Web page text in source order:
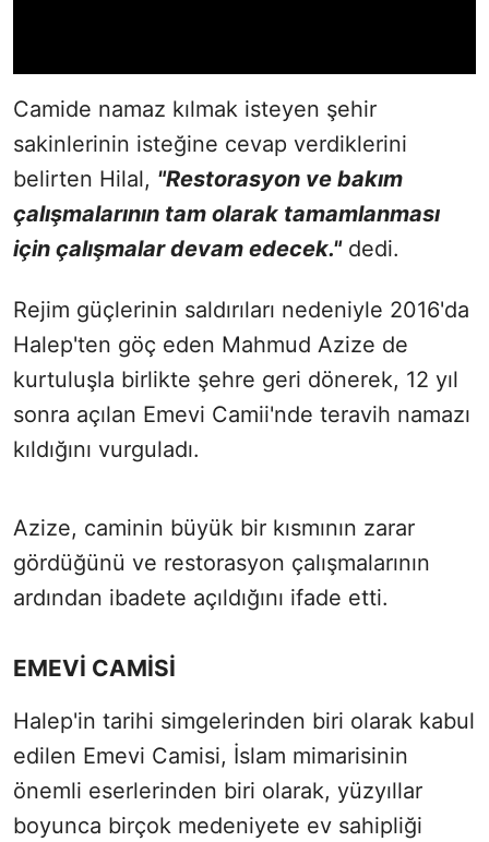
Camide namaz kılmak isteyen şehir
sakinlerinin isteğine cevap verdiklerini
belirten Hilal, "Restorasyon ve bakım
çalışmalarının tam olarak tamamlanması
için çalışmalar devam edecek."dedi.
Rejim güçlerinin saldırıları nedeniyle 2016'da
Halep'ten göç eden Mahmud Azize de
kurtuluşla birlikte şehre geri dönerek, 12 yıl
sonra açılan Emevi Camii'nde teravih namazı
kıldığını vurguladı.
Azize, caminin büyük bir kısmının zarar
gördüğünü ve restorasyon çalışmalarının
ardından ibadete açıldığını ifade etti.
EMEVİ CAMİSİ
Halep'in tarihi simgelerinden biri olarak kabul
edilen Emevi Camisi, İslam mimarisinin
önemli eserlerinden biri olarak, yüzyıllar
boyunca birçok medeniyete ev sahipliği